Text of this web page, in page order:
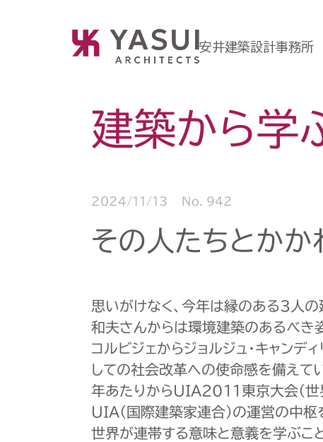
安井建築設計事務所
建築から学
2024/11/13 No. 942
その人たちとか
思いがけなく、今年は縁のある３人
和夫さんからは環境建築のあるべき
コルビジェからジョルジュ・キャンデ
しての社会改革への使命感を備えて
年あたりからUIA2011東京大会（世
UIA（国際建築家連合）の運営の中枢
世界が連帯する意味と意義を学ぶこ